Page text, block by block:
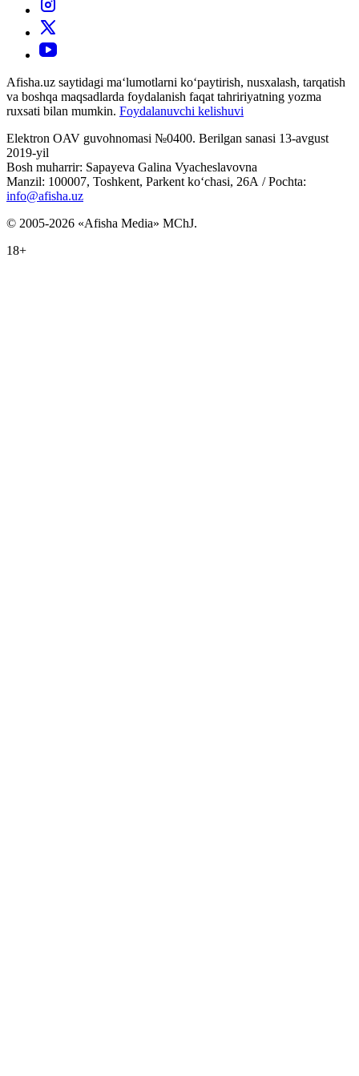
Afisha.uz saytidagi ma‘lumotlarni ko‘paytirish, nusxalash, tarqatish
va boshqa maqsadlarda foydalanish faqat tahririyatning yozma
ruxsati bilan mumkin. Foydalanuvchi kelishuvi
Elektron OAV guvohnomasi №0400. Berilgan sanasi 13-avgust
2019-yil
Bosh muharrir: Sapayeva Galina Vyacheslavovna
Manzil: 100007, Toshkent, Parkent ko‘chasi, 26А / Pochta:
info@afisha.uz
© 2005-2026 «Afisha Media» MChJ.
18+